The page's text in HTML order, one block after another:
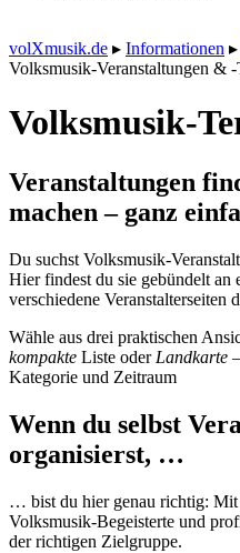
volXmusik.de ▸ Informationen ▸
Volksmusik-Veranstaltungen &
Volksmusik-
Veranstaltungen
machen – ganz
Du suchst Volksmusik-
Hier findest du sie gebündelt an
verschiedene Veranstalterseiten
Wähle aus drei praktischen
kompakte Liste oder Landkarte
Kategorie und Zeitraum
Wenn du selbst
organisierst, …
… bist du hier genau richtig: Mit
Volksmusik-Begeisterte und
der richtigen Zielgruppe.